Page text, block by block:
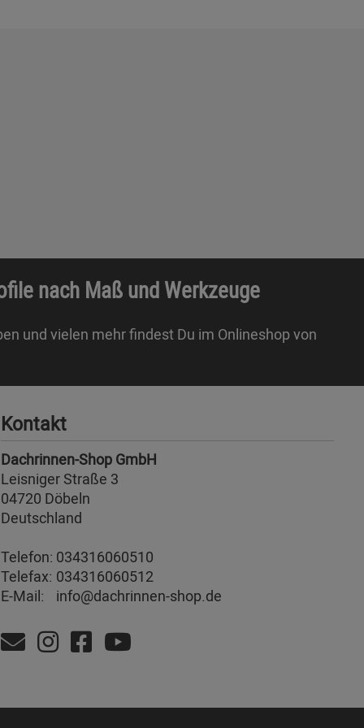
nach Maß und Werkzeuge
und vielen mehr findest Du im Onlineshop von
Kontakt
Dachrinnen-Shop GmbH
Leisniger Straße 3
04720 Döbeln
Deutschland
Telefon: 034316060510
Telefax: 034316060512
E-Mail:
info@dachrinnen-shop.de